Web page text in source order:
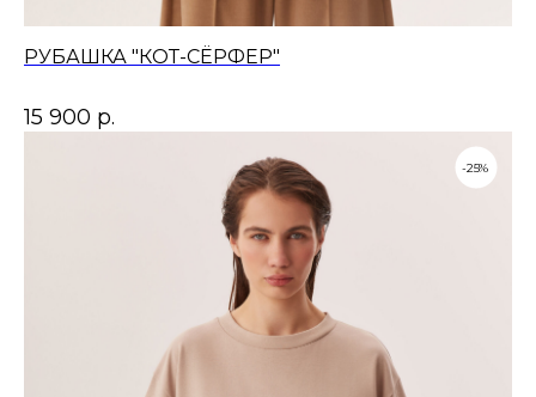
РУБАШКА "КОТ-СЁРФЕР"
15 900 р.
-25%